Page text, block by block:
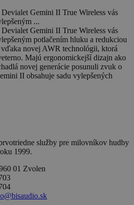
Gemini II True Wireless vás
...
Gemini II True Wireless vás
potlačením hluku a redukciou
novej AWR technológii, ktorá
Majú ergonomickejší dizajn ako
novej generácie posunuli zvuk o
II obsahuje sadu vylepšených
služby pre milovníkov hudby
1999.
01 Zvolen